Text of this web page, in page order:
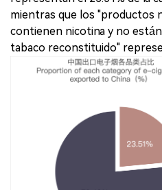
mientras que los "productos
contienen nicotina y no
tabaco reconstituido"